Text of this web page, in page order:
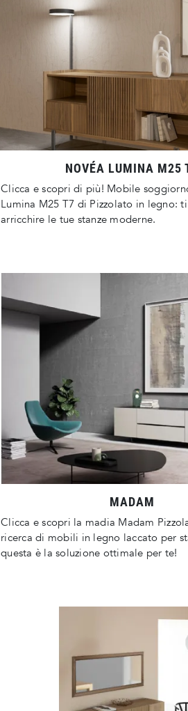
NOVÉA LUMINA M25
Clicca e scopri di più! Mobile
Lumina M25 T7 di Pizzolato in legno:
arricchire le tue stanze moderne.
MADAM
Clicca e scopri la madia Madam
ricerca di mobili in legno laccato per
questa è la soluzione ottimale per te!